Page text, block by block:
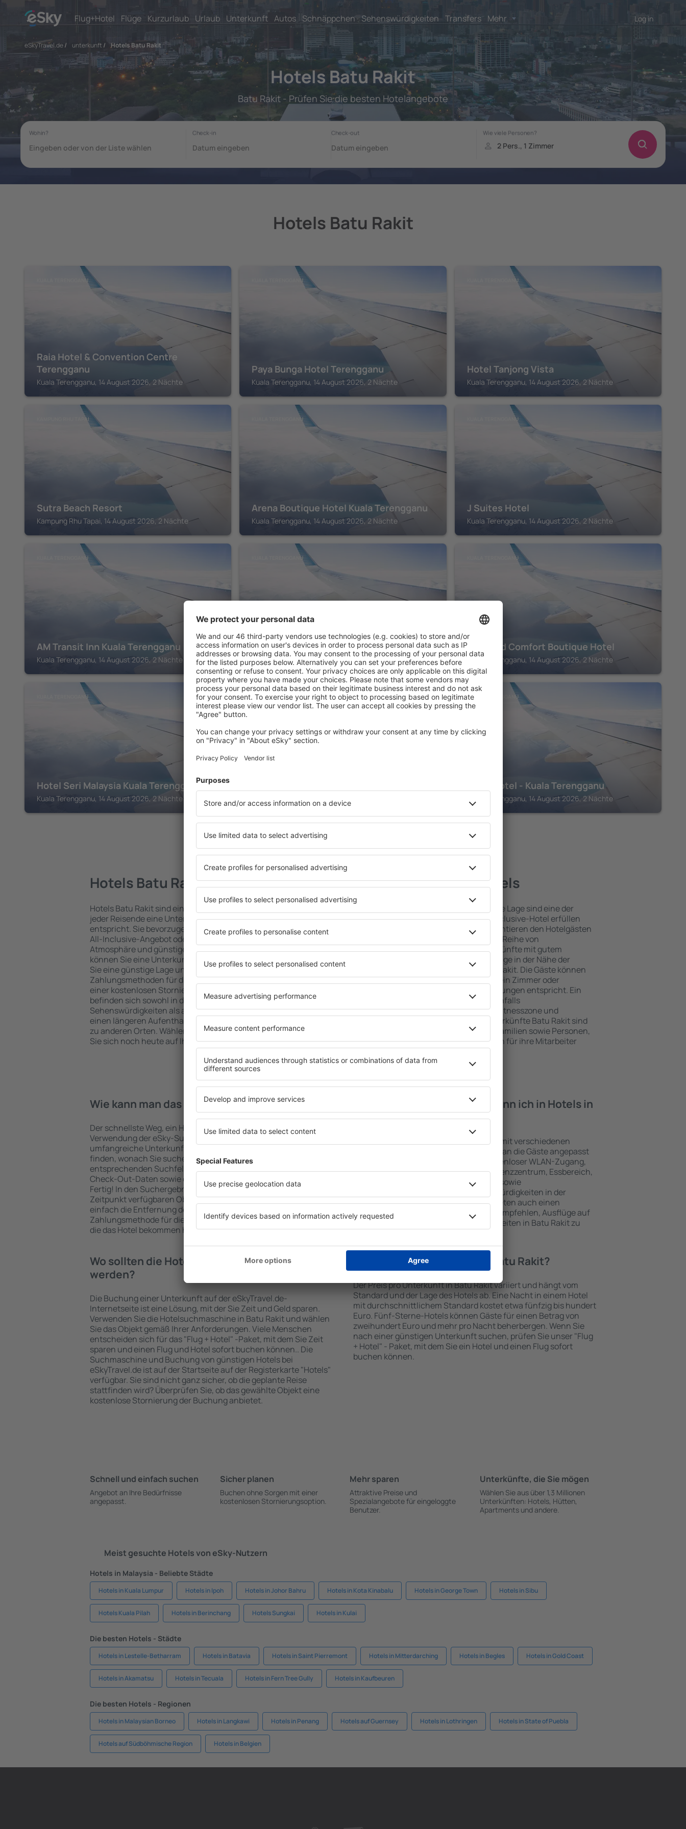
Flug+Hotel Flüge Kurzurlaub Urlaub Unterkunft Autos Schnäppchen Sehenswürdigkeiten Transfers Mehr Log in
eSkyTravel.de/ unterkunft / Hotels Batu Rakit
Hotels Batu Rakit
Batu Rakit - Prüfen Sie die besten Hotelangebote
Hotels Batu Rakit
KUALA TERENGGANU
Raia Hotel & Convention Centre
Terengganu
Kuala Terengganu, 14 August 2026, 2 Nächte
KUALA TERENGGANU
Paya Bunga Hotel Terengganu
Kuala Terengganu, 14 August 2026, 2 Nächte
KUALA TERENGGANU
Hotel Tanjong Vista
Kuala Terengganu, 14 August 2026, 2 Nächte
KAMPUNG RHU TAPAI
Sutra Beach Resort
Kampung Rhu Tapai, 14 August 2026, 2 Nächte
KUALA TERENGGANU
Arena Boutique Hotel Kuala Terengganu
Kuala Terengganu, 14 August 2026, 2 Nächte
KUALA TERENGGANU
J Suites Hotel
Kuala Terengganu, 14 August 2026, 2 Nächte
KUALA TERENGGANU
AM Transit Inn Kuala Terengganu
Kuala Terengganu, 14 August 2026, 2 Nächte
KUALA TERENGGANU
Permai Hotel Kuala Terengganu
Kuala Terengganu, 14 August 2026, 2 Nächte
KUALA TERENGGANU
Rest and Comfort Boutique Hotel
Kuala Terengganu, 14 August 2026, 2 Nächte
KUALA TERENGGANU
Hotel Seri Malaysia Kuala Terengganu
Kuala Terengganu, 14 August 2026, 2 Nächte
KUALA TERENGGANU
Kuala Terengganu, 14 August 2026, 2 Nächte
KUALA TERENGGANU
Valya Hotel - Kuala Terengganu
Kuala Terengganu, 14 August 2026, 2 Nächte
Mehr Hotels ansehen Batu Rakit
Hotels Batu Rakit
Hotels Batu Rakit sind eine vielfältige Unterkunftsbasis, in der
jeder Reisende eine Unterkunft findet, die seinen Erwartungen
entspricht. Sie bevorzugen ein Hotel mit hohem Standard und
All-Inclusive-Angebot oder wählen Hotels aus, die eine intime
Atmosphäre und günstige Unterkünfte garantieren? Batu Rakit
können Sie eine Unterkunft für jede Geldtasche buchen! Wählen
Sie eine günstige Lage und den Standard des Hotels sowie die
Zahlungsmethoden für die Unterkunft aus und die Möglichkeit
einer kostenlosen Stornierung der Buchung. Hotels Batu Rakit
befinden sich sowohl in der Nähe der beliebtesten
Sehenswürdigkeiten als auch abseits der Masse. Perfekt für
einen längeren Aufenthalt und als Ausgangspunkt für Ausflüge
zu anderen Orten. Wählen Sie ein Hotel für sich aus und bereiten
Sie sich noch heute auf Ihre Reise oder Geschäftsreise vor!
Batu Rakit – beste Hotels
Umfassender Service und eine attraktive Lage sind eine der
wichtigsten Bedingungen, die ein All-Inclusive-Hotel erfüllen
muss. Die besten Hotels Batu Rakit garantieren den Hotelgästen
einen hervorragenden Service und eine Reihe von
Annehmlichkeiten. Hochwertige Unterkünfte mit gutem
Standard bieten eine ausgezeichnete Lage in der Nähe der
wichtigsten Sehenswürdigkeiten Batu Rakit. Die Gäste können
die kostenlosen Parkplätze nutzen und ein Zimmer oder
Apartment auswählen, das ihren Erwartungen entspricht. Ein
Hotel mit hohem Standard umfasst ebenfalls
abwechslungsreiches Menü, SPA oder Fitnesszone und
Attraktionen für Kinder. Die besten Unterkünfte Batu Rakit sind
eine hervorragende Lösung für Paare, Familien sowie Personen,
die geschäftlich reisen oder Schulungen für ihre Mitarbeiter
organisieren möchten.
Wie kann man das Hotel in Batu Rakit finden?
Der schnellste Weg, ein Hotel Batu Rakit zu finden, ist die
Verwendung der eSky-Suchmaschine für Unterkünfte. Eine
umfangreiche Unterkunftsbasis garantiert, dass Sie gerade das
finden, wonach Sie suchen. Geben Sie den Reiseort in die
entsprechenden Suchfelder ein, wählen Sie die Check-In- und
Check-Out-Daten sowie die Anzahl der Gäste und Zimmer aus.
Fertig! In den Suchergebnissen werden die zum angegebenen
Zeitpunkt verfügbaren Objekte angezeigt. Sie können ganz
einfach die Entfernung des Hotels vom Zentrum, die
Zahlungsmethode für die Unterkunft oder die Anzahl der Sterne,
die das Hotel bekommen hat, überprüfen.
Welche Annehmlichkeiten kann ich in Hotels in
Batu Rakit finden?
Hotels in Batu Rakit sind Einrichtungen mit verschiedenen
Standards sowie Annehmlichkeiten, die an die Gäste angepasst
sind . Zu den beliebtesten gehören kostenloser WLAN-Zugang,
SPA-Zone, Bar / Safe im Zimmer, Konferenzzentrum, Essbereich,
Kinderspielecke, kostenlose Parkplätze sowie
Informationsbroschüren über Sehenswürdigkeiten in der
Umgebung. Einige der Einrichtungen bieten auch einen
Transport vom/zum Flughafen an oder empfehlen, Ausflüge auf
den Spuren der größten Sehenswürdigkeiten in Batu Rakit zu
unternehmen.
Wo sollten die Hotels in Batu Rakit gebucht
werden?
Die Buchung einer Unterkunft auf der eSkyTravel.de-
Internetseite ist eine Lösung, mit der Sie Zeit und Geld sparen.
Verwenden Sie die Hotelsuchmaschine in Batu Rakit und wählen
Sie das Objekt gemäß Ihrer Anforderungen. Viele Menschen
entscheiden sich für das "Flug + Hotel" -Paket, mit dem Sie Zeit
sparen und einen Flug und Hotel sofort buchen können.. Die
Suchmaschine und Buchung von günstigen Hotels bei
eSkyTravel.de ist auf der Startseite auf der Registerkarte "Hotels"
verfügbar. Sie sind nicht ganz sicher, ob die geplante Reise
stattfinden wird? Überprüfen Sie, ob das gewählte Objekt eine
kostenlose Stornierung der Buchung anbietet.
Wie viel kostet ein Hotel in Batu Rakit?
Der Preis pro Unterkunft in Batu Rakit variiert und hängt vom
Standard und der Lage des Hotels ab. Eine Nacht in einem Hotel
mit durchschnittlichem Standard kostet etwa fünfzig bis hundert
Euro. Fünf-Sterne-Hotels können Gäste für einen Betrag von
zweihundert Euro und mehr pro Nacht beherbergen. Wenn Sie
nach einer günstigen Unterkunft suchen, prüfen Sie unser "Flug
+ Hotel" - Paket, mit dem Sie ein Hotel und einen Flug sofort
buchen können.
Schnell und einfach suchen
Angebot an Ihre Bedürfnisse
angepasst.
Sicher planen
Buchen ohne Sorgen mit einer
kostenlosen Stornierungsoption.
Mehr sparen
Attraktive Preise und
Spezialangebote für eingeloggte
Benutzer.
Unterkünfte, die Sie mögen
Wählen Sie aus über 1,3 Millionen
Unterkünften: Hotels, Hütten,
Apartments und andere.
Meist gesuchte Hotels von eSky-Nutzern
Hotels in Malaysia - Beliebte Städte
Hotels in Kuala Lumpur Hotels in Ipoh Hotels in Johor Bahru Hotels in Kota Kinabalu Hotels in George Town Hotels in Sibu
Hotels Kuala Pilah Hotels in Berinchang Hotels Sungkai Hotels in Kulai
Die besten Hotels - Städte
Hotels in Lestelle-Betharram Hotels in Batavia Hotels in Saint Pierremont Hotels in Mitterdarching Hotels in Begles Hotels in Gold Coast
Hotels in Akamatsu Hotels in Tecuala Hotels in Fern Tree Gully Hotels in Kaufbeuren
Die besten Hotels - Regionen
Hotels in Malaysian Borneo Hotels in Langkawi Hotels in Penang Hotels auf Guernsey Hotels in Lothringen Hotels in State of Puebla
Hotels auf Südböhmische Region Hotels in Belgien